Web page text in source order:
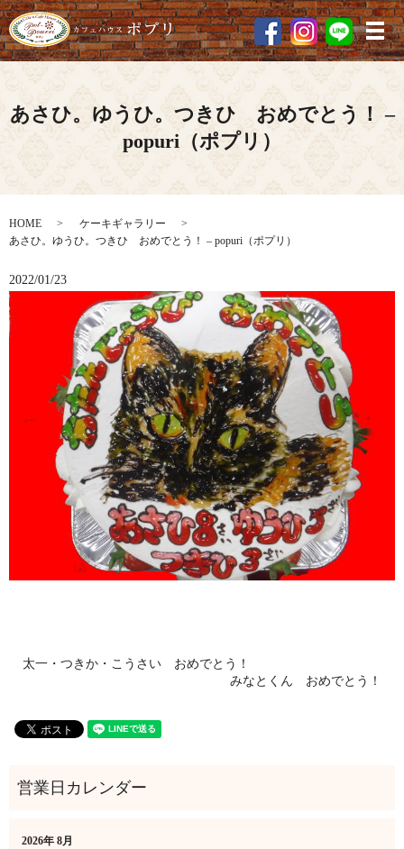
メ
あさひ。ゆうひ。つきひ おめでとう！ –
popuri（ポプリ）
HOME
ケーキギャラリー
あさひ。ゆうひ。つきひ おめでとう！ – popuri（ポプリ）
2022/01/23
太一・つきか・こうさい おめでとう！
みなとくん おめでとう！
2026年 8月